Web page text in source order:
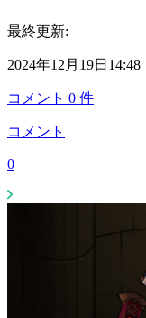
最終更新:
2024年12月19日14:48
コメント 0 件
コメント
0